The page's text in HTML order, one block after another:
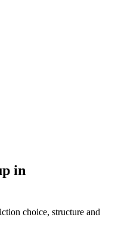
in
choice, structure and